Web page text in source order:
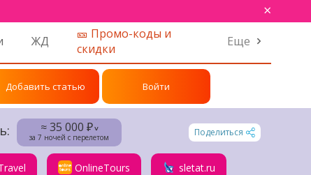
×
ЖД
🎫 Промо-коды и
скидки
Еще
Добавить статью Войти
≈ 35 000 ₽˅
за 7 ночей с перелетом
Поделиться
OnlineTours sletat.ru